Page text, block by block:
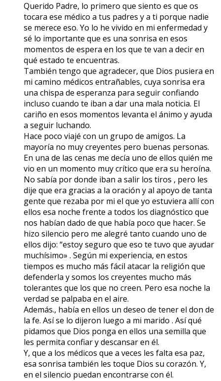
Querido Padre, lo primero que siento es que os
tocara ese médico a tus padres y a ti porque nadie
se merece eso. Yo lo he vivido en mi enfermedad y
sé lo importante que es una sonrisa en esos
momentos de espera en los que te van a decir en
qué estado te encuentras.
También tengo que agradecer, que Dios pusiera en
mi camino médicos entrañables, cuya sonrisa era
una chispa de esperanza para seguir confiando
incluso cuando te iban a dar una mala noticia. El
cariño en esos momentos levanta el ánimo y ayuda
a seguir luchando.
Hace poco viajé con un grupo de amigos. La
mayoría no muy creyentes pero buenas personas.
En una de las cenas me decía uno de ellos quién me
vio en un momento muy crítico que era su heroína.
No sabía por donde iban a salir los tiros , pero les
dije que era gracias a la oración y al apoyo de tanta
gente que rezaba por mi el que yo estuviera allí con
ellos esa noche frente a todos los diagnóstico que
nos habían dado de que había poco que hacer. Se
hizo silencio pero me alegré tanto cuando uno de
ellos dijo: “estoy seguro que eso te tuvo que ayudar
muchísimo» . Según mi experiencia, en estos
tiempos es mucho más fácil atacar la religión que
defenderla y somos los creyentes mucho más
tolerantes que los que no creen. Pero esa noche la
verdad se palpaba en el aire.
Además., había en ellos un deseo de tener el don de
la fe. Así se lo dijeron luego a mi marido . Así qué
pidamos que Dios ponga en ellos una semilla que
les permita confiar y descansar en él.
Y, que a los médicos que a veces les falta esa paz,
esa sonrisa también les toque Dios su corazón. Y,
en el silencio puedan encontrarse con él.